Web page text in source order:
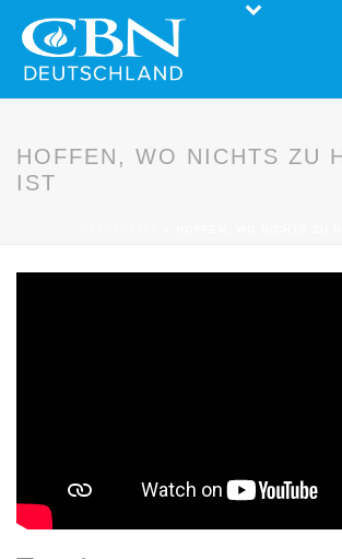
HOFFEN, WO NICHTS ZU
IST